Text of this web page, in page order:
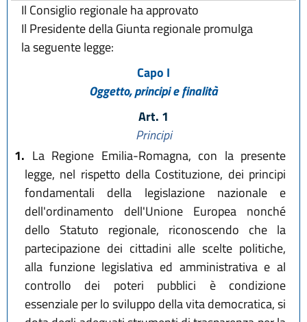
Il Consiglio regionale ha approvato
Il Presidente della Giunta regionale promulga
la seguente legge:
Capo I
Oggetto, principi e finalità
Art. 1
Principi
1. La Regione Emilia-Romagna, con la presente
legge, nel rispetto della Costituzione, dei principi
fondamentali della legislazione nazionale e
dell'ordinamento dell'Unione Europea nonché
dello Statuto regionale, riconoscendo che la
partecipazione dei cittadini alle scelte politiche,
alla funzione legislativa ed amministrativa e al
controllo dei poteri pubblici è condizione
essenziale per lo sviluppo della vita democratica, si